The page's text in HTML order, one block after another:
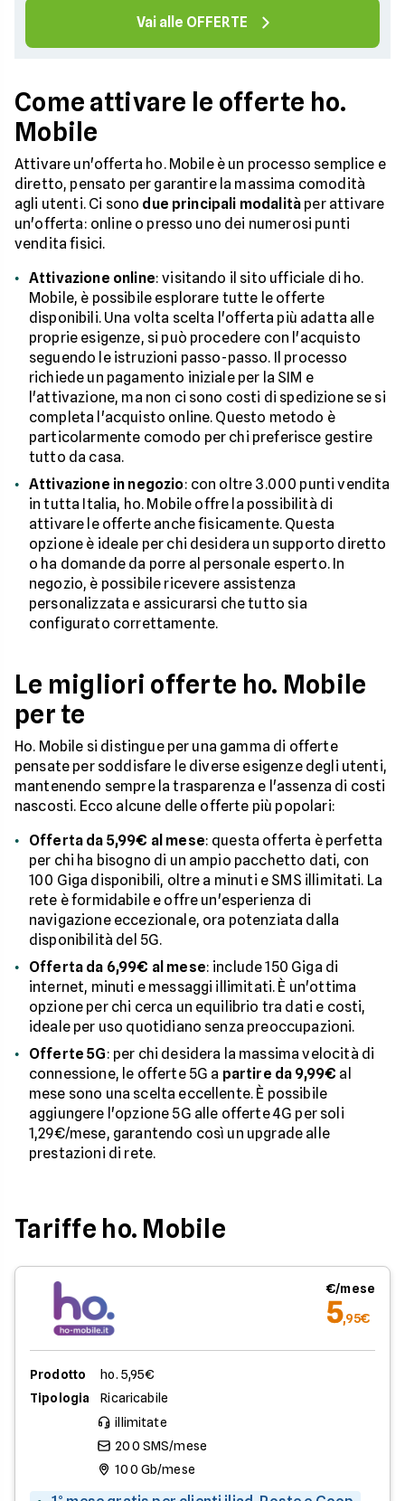
Vai alle OFFERTE
Come attivare le offerte ho.
Mobile
Attivare un'offerta ho. Mobile è un processo semplice e
diretto, pensato per garantire la massima comodità
agli utenti. Ci sono due principali modalità per attivare
un'offerta: online o presso uno dei numerosi punti
vendita fisici.
Attivazione online: visitando il sito ufficiale di ho.
Mobile, è possibile esplorare tutte le offerte
disponibili. Una volta scelta l'offerta più adatta alle
proprie esigenze, si può procedere con l'acquisto
seguendo le istruzioni passo-passo. Il processo
richiede un pagamento iniziale per la SIM e
l'attivazione, ma non ci sono costi di spedizione se si
completa l'acquisto online. Questo metodo è
particolarmente comodo per chi preferisce gestire
tutto da casa.
Attivazione in negozio: con oltre 3.000 punti vendita
in tutta Italia, ho. Mobile offre la possibilità di
attivare le offerte anche fisicamente. Questa
opzione è ideale per chi desidera un supporto diretto
o ha domande da porre al personale esperto. In
negozio, è possibile ricevere assistenza
personalizzata e assicurarsi che tutto sia
configurato correttamente.
Le migliori offerte ho. Mobile
per te
Ho. Mobile si distingue per una gamma di offerte
pensate per soddisfare le diverse esigenze degli utenti,
mantenendo sempre la trasparenza e l'assenza di costi
nascosti. Ecco alcune delle offerte più popolari:
Offerta da 5,99€ al mese: questa offerta è perfetta
per chi ha bisogno di un ampio pacchetto dati, con
100 Giga disponibili, oltre a minuti e SMS illimitati. La
rete è formidabile e offre un'esperienza di
navigazione eccezionale, ora potenziata dalla
disponibilità del 5G.
Offerta da 6,99€ al mese: include 150 Giga di
internet, minuti e messaggi illimitati. È un'ottima
opzione per chi cerca un equilibrio tra dati e costi,
ideale per uso quotidiano senza preoccupazioni.
Offerte 5G: per chi desidera la massima velocità di
connessione, le offerte 5G a partire da 9,99€ al
mese sono una scelta eccellente. È possibile
aggiungere l'opzione 5G alle offerte 4G per soli
1,29€/mese, garantendo così un upgrade alle
prestazioni di rete.
Tariffe ho. Mobile
€/mese
5,95€
Prodotto
ho. 5,95€
Tipologia
Ricaricabile
illimitate
200 SMS/mese
100 Gb/mese